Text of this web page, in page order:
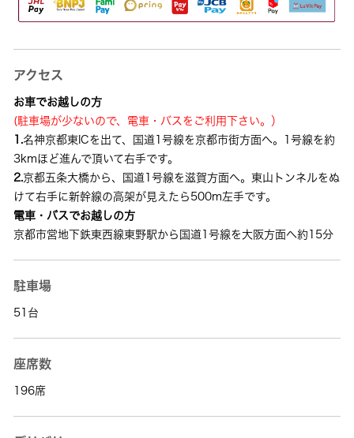
アクセス
お車でお越しの方
(駐車場が少ないので、電車・バスをご利用下さい。）
1.名神京都東ICを出て、国道1号線を京都市街方面へ。1号線を約
3kmほど進んで頂いて右手です。
2.京都五条大橋から、国道1号線を滋賀方面へ。東山トンネルをぬ
けて右手に新幹線の高架が見えたら500m左手です。
電車・バスでお越しの方
京都市営地下鉄東西線東野駅から国道1号線を大阪方面へ約15分
駐車場
51台
座席数
196席